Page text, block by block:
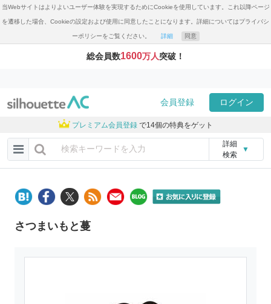
当Webサイトはよりよいユーザー体験を実現するためにCookieを使用しています。これ以降ページ
を遷移した場合、Cookieの設定および使用に同意したことになります。詳細についてはプライバシ
ーポリシーをご覧ください。 詳細 同意
総会員数1600万人突破！
会員登録 ログイン
プレミアム会員登録 で14個の特典をゲット
詳細
検索
▼
さつまいもと蔓